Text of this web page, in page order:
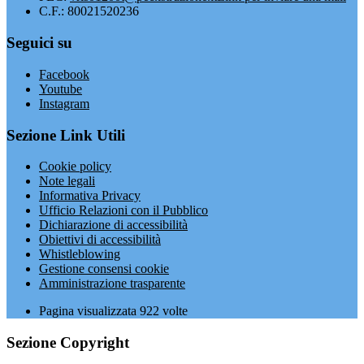
C.F.: 80021520236
Seguici su
Facebook
Youtube
Instagram
Sezione Link Utili
Cookie policy
Note legali
Informativa Privacy
Ufficio Relazioni con il Pubblico
Dichiarazione di accessibilità
Obiettivi di accessibilità
Whistleblowing
Gestione consensi cookie
Amministrazione trasparente
Pagina visualizzata 922 volte
Sezione Copyright